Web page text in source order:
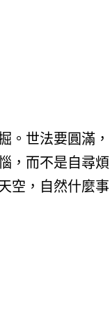
。世法要圓滿，
，而不是自尋煩
空，自然什麼事